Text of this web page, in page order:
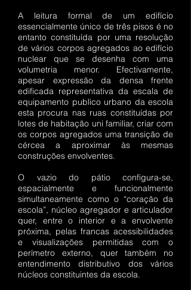
A leitura formal de um edifício
essencialmente único de três pisos é no
entanto constituída por uma resolução
de vários corpos agregados ao edifício
nuclear que se desenha com uma
volumetria menor. Efectivamente,
apesar expressão da densa frente
edificada representativa da escala de
equipamento publico urbano da escola
esta procura nas ruas constituídas por
lotes de habitação uni familiar, criar com
os corpos agregados uma transição de
cércea a aproximar às mesmas
construções envolventes.
O vazio do pátio configura-se,
espacialmente e funcionalmente
simultaneamente como o “coração da
escola”, núcleo agregador e articulador
quer, entre o interior e a envolvente
próxima, pelas francas acessibilidades
e visualizações permitidas com o
perímetro externo, quer também no
entendimento distributivo dos vários
núcleos constituintes da escola.